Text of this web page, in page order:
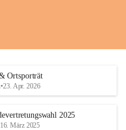
Ortsporträt
•23. Apr. 2026
2025
16. März 2025